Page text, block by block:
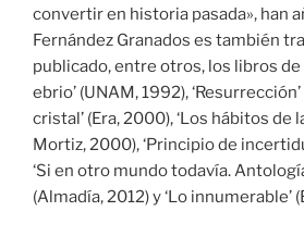
convertir en historia pasada», han
Fernández Granados es también
publicado, entre otros, los libros de
ebrio’ (UNAM, 1992), ‘Resurrección’
cristal’ (Era, 2000), ‘Los hábitos de
Mortiz, 2000), ‘Principio de
‘Si en otro mundo todavía.
(Almadía, 2012) y ‘Lo innumerable’